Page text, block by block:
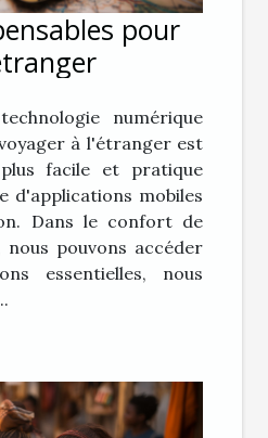
pour
numérique
à l'étranger est
facile et pratique
d'applications mobiles
Dans le confort de
nous pouvons accéder
essentielles, nous